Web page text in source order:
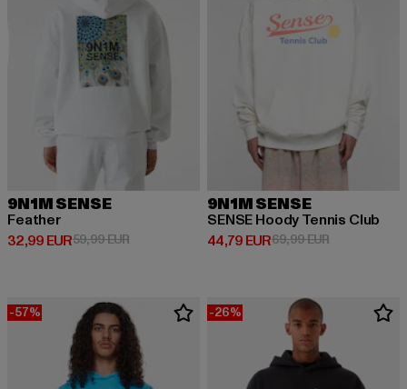
9N1M SENSE
Feather
32,99 EUR
Derzeitiger Preis: 32,99 EUR
59,99 EURAktionspreis: 59,99 EUR
9N1M SENSE
SENSE Hoody Tennis Club
44,79 EUR
Derzeitiger Preis: 44,79 EUR
69,99 EURAktionspreis:
-57% -26%